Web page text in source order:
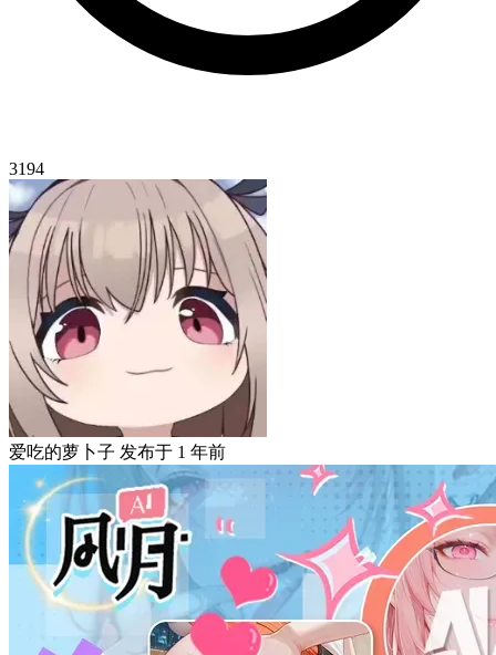
3194
爱吃的萝卜子 发布于 1 年前